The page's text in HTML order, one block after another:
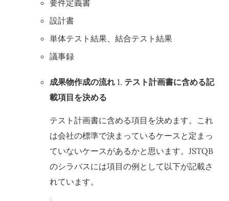
要件定義書
設計書
単体テスト結果、結合テスト結果
議事録
成果物作成の流れ 1. テスト計画書に含める記
載項目を決める
テスト計画書に含める項目を決めます。これ
は会社の標準で決まっているケースと定まっ
ていないケースがあるかと思います。JSTQB
のシラバスには項目の例として以下が記載さ
れています。